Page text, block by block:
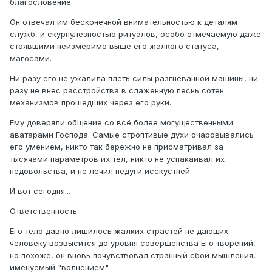
Он отвечал им бесконечной внимательностью к деталям
служб, и скурпулёзностью ритуалов, особо отмечаемую даже
стоявшими неизмеримо выше его жалкого статуса,
магосами.
Ни разу его не ужалила плеть силы разгневанной машины, ни
разу не внёс расстройства в слаженную песнь сотен
механизмов прошедших через его руки.
Ему доверяли общение со всё более могущественными
аватарами Господа. Самые строптивые духи очаровывались
его умением, никто так бережно не присматривал за
тысячами параметров их тел, никто не успакаивал их
недовольства, и не лечил недуги исскустней.
И вот сегодня...
Ответственность.
Его тело давно лишилось жалких страстей не дающих
человеку возвысится до уровня совершенства Его творений,
но похоже, он вновь почувствовал странный сбой мышления,
именуемый "волнением".